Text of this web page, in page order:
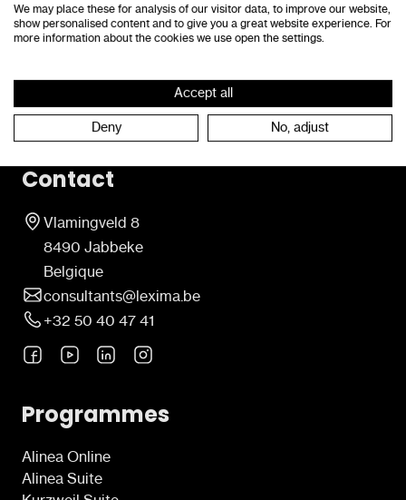
Retour à l'étage
Contact
Vlamingveld 8
8490 Jabbeke
Belgique
consultants@lexima.be
+32 50 40 47 41
Programmes
Alinea Online
Alinea Suite
We may place these for analysis of our visitor data, to improve our website,
show personalised content and to give you a great website experience. For
more information about the cookies we use open the settings.
Accept all
Deny No, adjust